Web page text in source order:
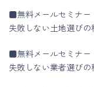
■無料メールセミナー
失敗しない土地選び
■無料メールセミナー
失敗しない業者選び